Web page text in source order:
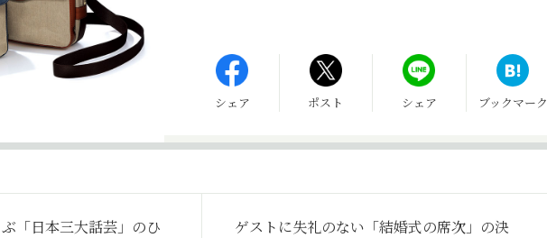
シェア ポスト シェア ブックマーク
「日本三大話芸」のひ
ゲストに失礼のない「結婚式の席次」の決